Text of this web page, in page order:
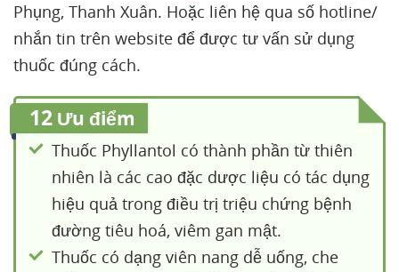
Phụng, Thanh Xuân. Hoặc liên hệ qua số hotline/
nhắn tin trên website để được tư vấn sử dụng
thuốc đúng cách.
12 Ưu điểm
Thuốc Phyllantol có thành phần từ thiên
nhiên là các cao đặc dược liệu có tác dụng
hiệu quả trong điều trị triệu chứng bệnh
đường tiêu hoá, viêm gan mật.
Thuốc có dạng viên nang dễ uống, che